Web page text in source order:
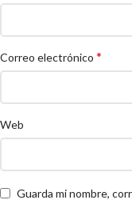
Correo electrónico *
Web
Guarda mi nombre,